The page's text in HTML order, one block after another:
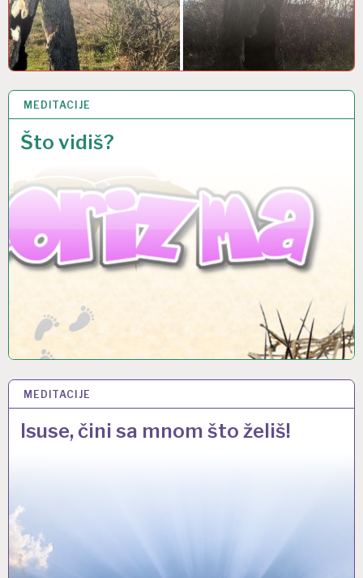
MEDITACIJE
Što vidiš?
3 OŽU 2017
MEDITACIJE
Isuse, čini sa mnom što želiš!
24 TRA 2016